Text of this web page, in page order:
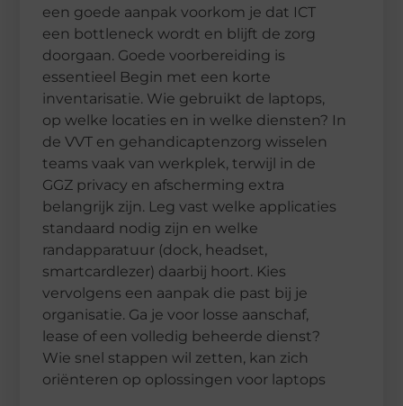
een goede aanpak voorkom je dat ICT
een bottleneck wordt en blijft de zorg
doorgaan. Goede voorbereiding is
essentieel Begin met een korte
inventarisatie. Wie gebruikt de laptops,
op welke locaties en in welke diensten? In
de VVT en gehandicaptenzorg wisselen
teams vaak van werkplek, terwijl in de
GGZ privacy en afscherming extra
belangrijk zijn. Leg vast welke applicaties
standaard nodig zijn en welke
randapparatuur (dock, headset,
smartcardlezer) daarbij hoort. Kies
vervolgens een aanpak die past bij je
organisatie. Ga je voor losse aanschaf,
lease of een volledig beheerde dienst?
Wie snel stappen wil zetten, kan zich
oriënteren op oplossingen voor laptops